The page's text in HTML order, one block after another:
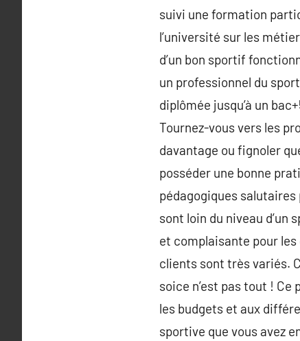
suivi une formation
l’université sur les
d’un bon sportif
un professionnel du
diplômée jusqu’à un
Tournez-vous vers les
davantage ou fignoler
posséder une bonne
pédagogiques
sont loin du niveau
et complaisante pour les
clients sont très variés.
soice n’est pas tout !
les budgets et aux
sportive que vous avez